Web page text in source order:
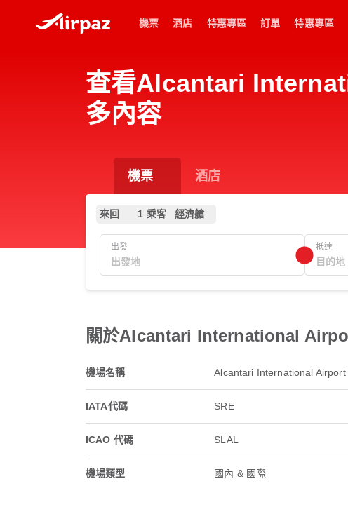
機票 酒店 特惠專區 訂單 特惠專區
查看Alcantari
多內容
機票 酒店
來回 1 乘客 經濟艙
出發 抵達
關於Alcantari International
機場名稱 Alcantari International Airport
IATA代碼 SRE
ICAO 代碼 SLAL
機場類型 國內 & 國際